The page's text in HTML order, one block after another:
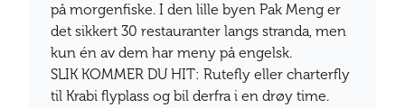
på morgenfiske. I den lille byen Pak Meng er
det sikkert 30 restauranter langs stranda, men
kun én av dem har meny på engelsk.
SLIK KOMMER DU HIT: Rutefly eller charterfly
til Krabi flyplass og bil derfra i en drøy time.